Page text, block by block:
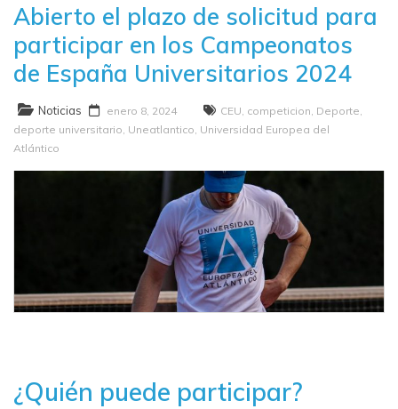
Abierto el plazo de solicitud para
participar en los Campeonatos
de España Universitarios 2024
Noticias enero 8, 2024 CEU competicion Deporte
deporte universitario Uneatlantico Universidad Europea del
Atlántico
¿Quién puede participar?